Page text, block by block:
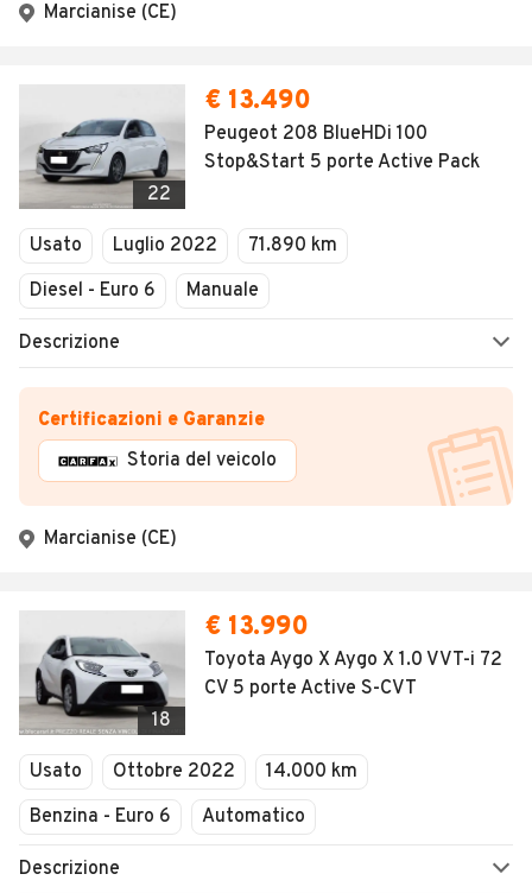
Marcianise (CE)
22
€ 13.490
Peugeot 208 BlueHDi 100
Stop&Start 5 porte Active Pack
Usato Luglio 2022
71.890 km
Diesel - Euro 6
Manuale
Descrizione
Certificazioni e Garanzie
Storia del veicolo
Marcianise (CE)
18
€ 13.990
Toyota Aygo X Aygo X 1.0 VVT-i 72
CV 5 porte Active S-CVT
Usato Ottobre 2022
14.000 km
Benzina - Euro 6
Automatico
Descrizione